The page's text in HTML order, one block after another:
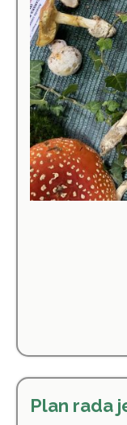
Plan rada